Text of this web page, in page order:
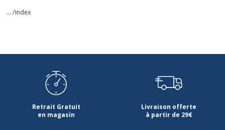
... /Index
Retrait Gratuit
en magasin
Livraison offerte
à partir de 29€